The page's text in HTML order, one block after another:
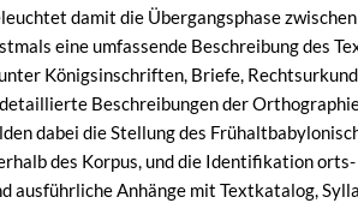
damit die Übergangsphase
eine umfassende Beschreibung des
Königsinschriften, Briefe,
Beschreibungen der
dabei die Stellung des
des Korpus, und die Identifikation
ausführliche Anhänge mit Textkatalog,